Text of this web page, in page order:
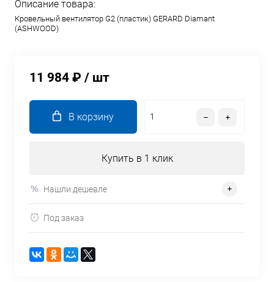
Описание товара:
Кровельный вентилятор G2 (пластик) GERARD Diamant
(ASHWOOD)
11 984 ₽ / шт
В корзину
Купить в 1 клик
Нашли дешевле
Под заказ